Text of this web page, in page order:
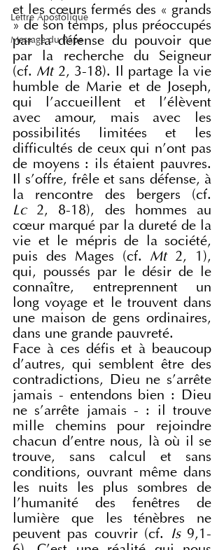
Lettre Apostolique
Message du Pape
et les cœurs fermés des « grands
» de son temps, plus préoccupés
par la défense du pouvoir que
par la recherche du Seigneur
(cf. Mt 2, 3-18). Il partage la vie
humble de Marie et de Joseph,
qui l'accueillent et l'élèvent
avec amour, mais avec les
possibilités limitées et les
difficultés de ceux qui n'ont pas
de moyens : ils étaient pauvres.
Il s'offre, frêle et sans défense, à
Lc 2, 8-18), des hommes au
cœur marqué par la dureté de la
vie et le mépris de la société,
puis des Mages (cf. Mt 2, 1),
qui, poussés par le désir de le
connaître, entreprennent un
long voyage et le trouvent dans
une maison de gens ordinaires,
dans une grande pauvreté.
Face à ces défis et à beaucoup
d'autres, qui semblent être des
contradictions, Dieu ne s'arrête
jamais - entendons bien : Dieu
ne s'arrête jamais - : il trouve
mille chemins pour rejoindre
chacun d'entre nous, là où il se
trouve, sans calcul et sans
conditions, ouvrant même dans
les nuits les plus sombres de
l'humanité des fenêtres de
lumière que les ténèbres ne
peuvent pas couvrir (cf.
Is 9,1-